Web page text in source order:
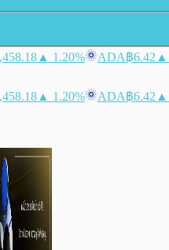
▲ 1.20% ADA฿6.42 ▲
▲ 1.20% ADA฿6.42 ▲